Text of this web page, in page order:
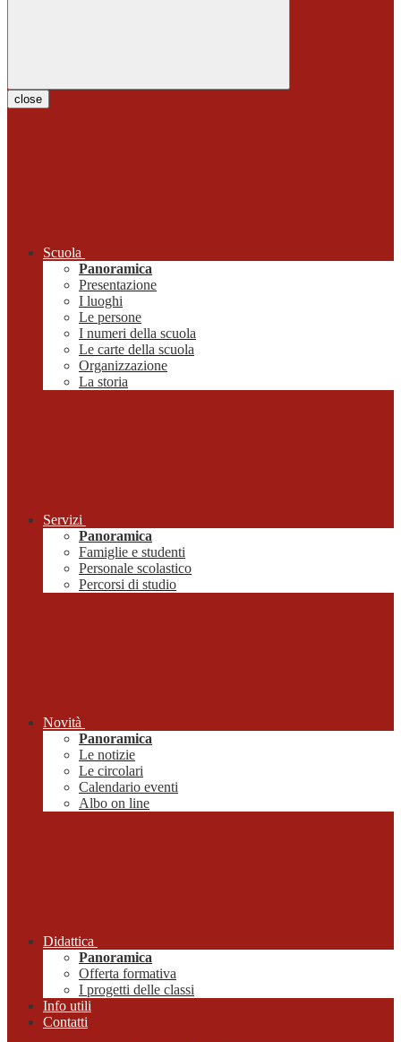
close
Scuola
Panoramica
Presentazione
I luoghi
Le persone
I numeri della scuola
Le carte della scuola
Organizzazione
La storia
Servizi
Panoramica
Famiglie e studenti
Personale scolastico
Percorsi di studio
Novità
Panoramica
Le notizie
Le circolari
Calendario eventi
Albo on line
Didattica
Panoramica
Offerta formativa
I progetti delle classi
Info utili
Contatti